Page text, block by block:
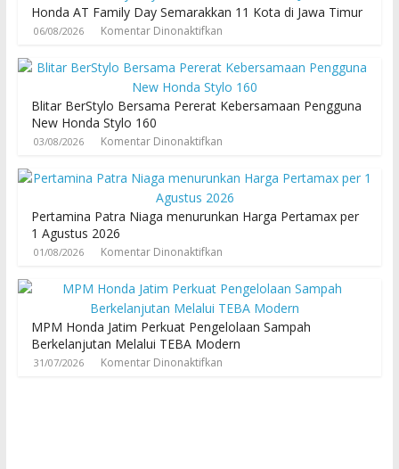
Honda AT Family Day Semarakkan 11 Kota di Jawa Timur
06/08/2026 Komentar Dinonaktifkan
Blitar BerStylo Bersama Pererat Kebersamaan Pengguna
New Honda Stylo 160
03/08/2026 Komentar Dinonaktifkan
Pertamina Patra Niaga menurunkan Harga Pertamax per
1 Agustus 2026
01/08/2026 Komentar Dinonaktifkan
MPM Honda Jatim Perkuat Pengelolaan Sampah
Berkelanjutan Melalui TEBA Modern
31/07/2026 Komentar Dinonaktifkan